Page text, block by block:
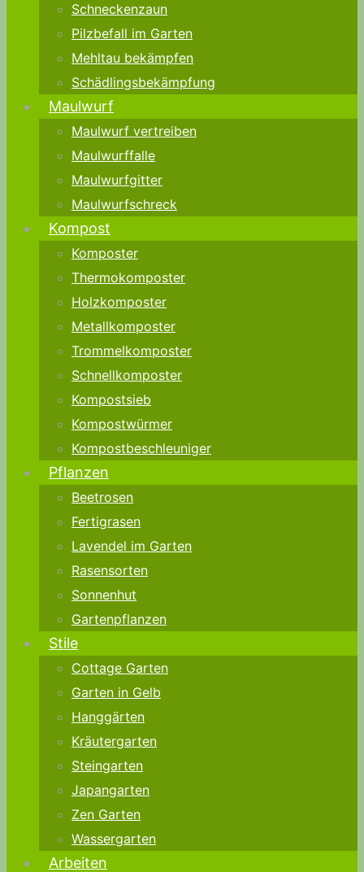
Schneckenzaun
Pilzbefall im Garten
Mehltau bekämpfen
Schädlingsbekämpfung
Maulwurf
Maulwurf vertreiben
Maulwurffalle
Maulwurfgitter
Maulwurfschreck
Kompost
Komposter
Thermokomposter
Holzkomposter
Metallkomposter
Trommelkomposter
Schnellkomposter
Kompostsieb
Kompostwürmer
Kompostbeschleuniger
Pflanzen
Beetrosen
Fertigrasen
Lavendel im Garten
Rasensorten
Sonnenhut
Gartenpflanzen
Stile
Cottage Garten
Garten in Gelb
Hanggärten
Kräutergarten
Steingarten
Japangarten
Zen Garten
Wassergarten
Arbeiten